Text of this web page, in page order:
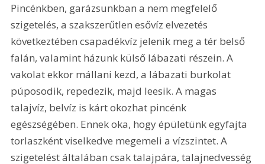
Pincénkben, garázsunkban a nem megfelelő
szigetelés, a szakszerűtlen esővíz elvezetés
következtében csapadékvíz jelenik meg a tér belső
falán, valamint házunk külső lábazati részein. A
vakolat ekkor mállani kezd, a lábazati burkolat
púposodik, repedezik, majd leesik. A magas
talajvíz, belvíz is kárt okozhat pincénk
egészségében. Ennek oka, hogy épületünk egyfajta
torlaszként viselkedve megemeli a vízszintet. A
szigetelést általában csak talajpára, talajnedvesség